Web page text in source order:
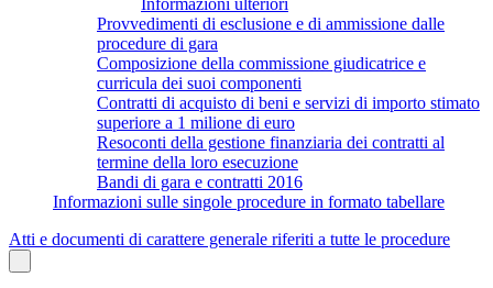
Provvedimenti di esclusione e di ammissione dalle
procedure di gara
Composizione della commissione giudicatrice e
curricula dei suoi componenti
Contratti di acquisto di beni e servizi di importo stimato
superiore a 1 milione di euro
Resoconti della gestione finanziaria dei contratti al
termine della loro esecuzione
Bandi di gara e contratti 2016
Informazioni sulle singole procedure in formato tabellare
Atti e documenti di carattere generale riferiti a tutte le procedure